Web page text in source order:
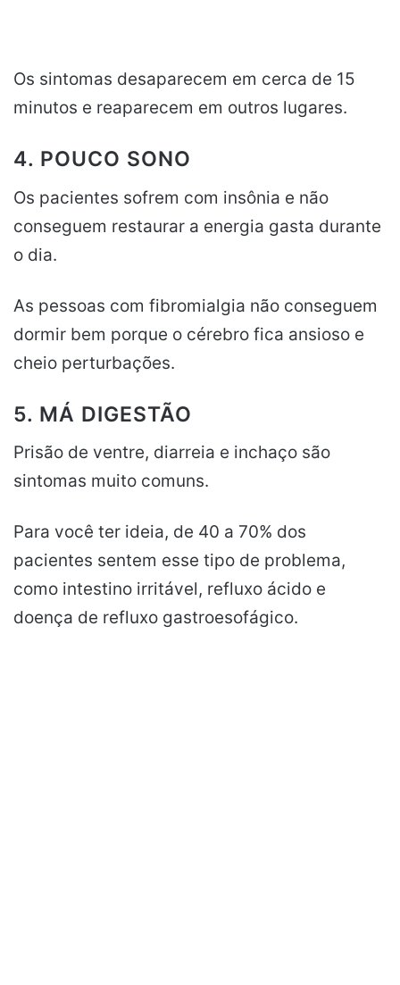
Os sintomas desaparecem em cerca de 15
minutos e reaparecem em outros lugares.
4. POUCO SONO
Os pacientes sofrem com insônia e não
conseguem restaurar a energia gasta durante
o dia.
As pessoas com fibromialgia não conseguem
dormir bem porque o cérebro fica ansioso e
cheio perturbações.
5. MÁ DIGESTÃO
Prisão de ventre, diarreia e inchaço são
sintomas muito comuns.
Para você ter ideia, de 40 a 70% dos
pacientes sentem esse tipo de problema,
como intestino irritável, refluxo ácido e
doença de refluxo gastroesofágico.